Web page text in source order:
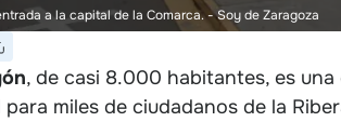
a la capital de la Comarca.- Soy de Zaragoza
, de casi 8.000 habitantes, es
miles de ciudadanos de la